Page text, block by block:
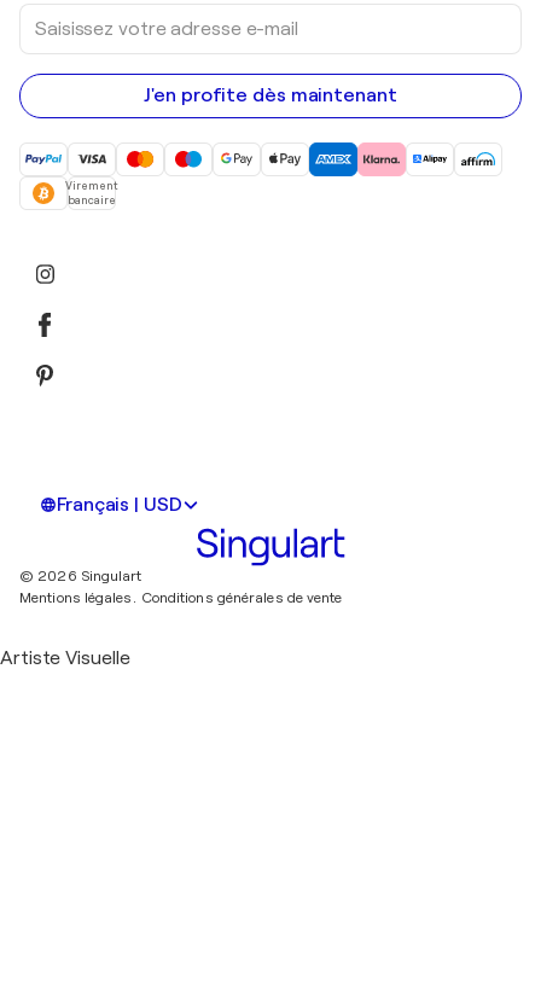
Saisissez
votre
adresse
e-
mail
J'en profite dès maintenant
Virement
bancaire
Français | USD
© 2026 Singulart
Mentions légales. Conditions générales de vente
Artiste Visuelle